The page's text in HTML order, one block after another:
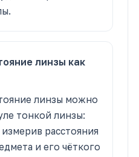
линзы как
линзы можно
тонкой линзы:
измерив расстояния
и его чёткого